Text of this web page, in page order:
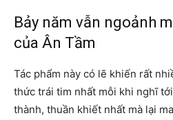
Bảy năm vẫn ngoảnh
của Ân Tầm
Tác phẩm này có lẽ khiến rất
thức trái tim nhất mỗi khi nghĩ
thành, thuần khiết nhất mà lại